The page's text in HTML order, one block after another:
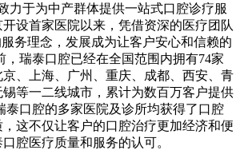
力于为中产群体提供一站式口腔诊疗服
设首家医院以来，凭借资深的医疗团队
务理念，发展成为让客户安心和信赖的
，瑞泰口腔已经在全国范围内拥有74家
、上海、广州、重庆、成都、西安、青
等一二线城市，累计为数百万客户提供
泰口腔的多家医院及诊所均获得了口腔
这不仅让客户的口腔治疗更加经济和便
腔医疗质量和服务的认可。